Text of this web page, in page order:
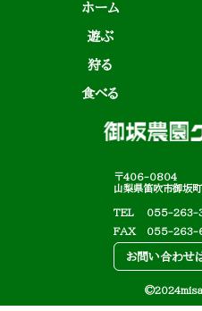
〒406-0804
山梨県笛吹市御坂
TEL
055-263-
FAX
055-263-
お問い合わせ
ホーム
遊ぶ
狩る
食べる